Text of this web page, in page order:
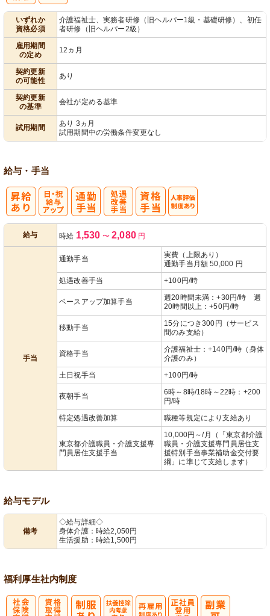
いずれか
資格必須
介護福祉士、実務者研修（旧ヘルパー1級・基礎研修）、初任
者研修（旧ヘルパー2級）
雇用期間
の定め
12ヵ月
契約更新
の可能性
あり
契約更新
の基準
会社が定める基準
試用期間
あり 3ヵ月
試用期間中の労働条件変更なし
給与・手当
給与 時給 1,530 〜 2,080円
手当
通勤手当
実費（上限あり）
通勤手当月額 50,000 円
処遇改善手当
+100円/時
ベースアップ加算手当
週20時間未満：+30円/時 週
20時間以上：+50円/時
移動手当
15分につき300円（サービス
間のみ支給）
資格手当
介護福祉士：+140円/時（身体
介護のみ）
土日祝手当
+100円/時
夜朝手当
6時～8時/18時～22時：+200
円/時
特定処遇改善加算
職種等規定により支給あり
東京都介護職員・介護支援専
門員居住支援手当
10,000円～/月（「東京都介護
職員・介護支援専門員居住支
援特別手当事業補助金交付要
綱」に準じて支給します）
給与モデル
備考
◇給与詳細◇
身体介護：時給2,050円
生活援助：時給1,500円
福利厚生社内制度